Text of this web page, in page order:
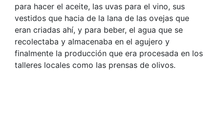
para hacer el aceite, las uvas para el vino, sus
vestidos que hacia de la lana de las ovejas que
eran criadas ahí, y para beber, el agua que se
recolectaba y almacenaba en el agujero y
finalmente la producción que era procesada en los
talleres locales como las prensas de olivos.